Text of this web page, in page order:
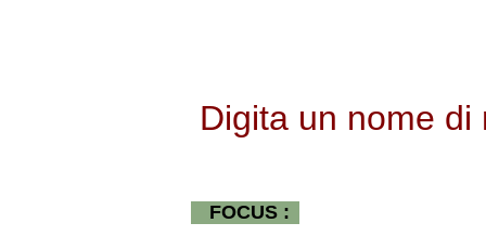
Digita un nome
FOCUS :